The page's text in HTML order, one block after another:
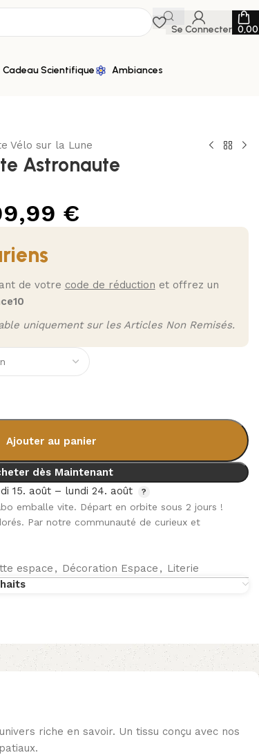
Se Connecter
Cadeau Scientifique Ambiances
Vélo sur la Lune
Astronaute
€
de votre code de réduction et offrez un
uniquement sur les Articles Non Remisés.
Ajouter au panier
dès Maintenant
15. août – lundi 24. août
emballe vite. Départ en orbite sous 2 jours !
Par notre communauté de curieux et
espace , Décoration Espace , Literie
riche en savoir. Un tissu conçu avec nos